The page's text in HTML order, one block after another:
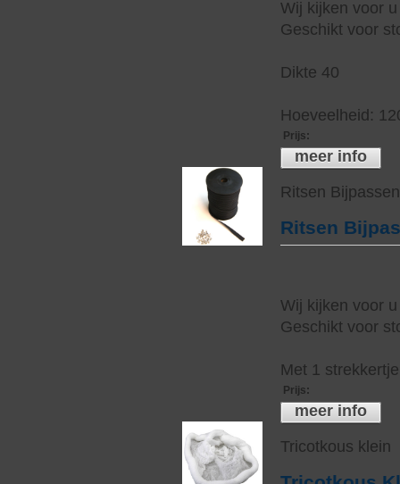
Wij kijken voor
Geschikt voor
Dikte 40
Hoeveelheid:
Prijs:
meer info
Ritsen
Ritsen
Wij kijken voor
Geschikt voor
Met 1
Prijs:
meer info
Tricotkous klein